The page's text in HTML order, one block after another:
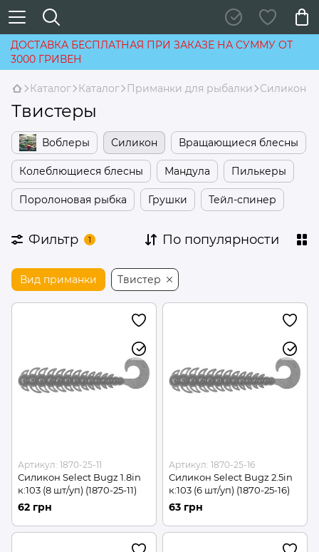
ДОСТАВКА БЕСПЛАТНАЯ ПРИ ЗАКАЗЕ НА СУММУ ОТ
3000 ГРИВЕН
Каталог Каталог Приманки для рыбалки Силикон
Твистеры
Воблеры Силикон Вращающиеся блесны
Колеблющиеся блесны Мандула Пилькеры
Поролоновая рыбка Грушки Тейл-спинер
Фильтр 1 По популярности
Вид приманки Твистер
Артикул: 1870-25-11
Силикон Select Bugz 1.8in
к:103 (8 шт/уп) (1870-25-11)
62 грн
Артикул: 1870-25-16
Силикон Select Bugz 2.5in
к:103 (6 шт/уп) (1870-25-16)
63 грн